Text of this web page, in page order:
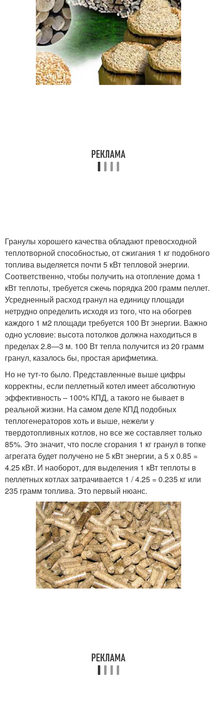
Гранулы хорошего качества обладают превосходной
теплотворной способностью, от сжигания 1 кг подобного
топлива выделяется почти 5 кВт тепловой энергии.
Соответственно, чтобы получить на отопление дома 1
кВт теплоты, требуется сжечь порядка 200 грамм пеллет.
Усредненный расход гранул на единицу площади
нетрудно определить исходя из того, что на обогрев
каждого 1 м2 площади требуется 100 Вт энергии. Важно
одно условие: высота потолков должна находиться в
пределах 2.8—3 м. 100 Вт тепла получится из 20 грамм
гранул, казалось бы, простая арифметика.
Но не тут-то было. Представленные выше цифры
корректны, если пеллетный котел имеет абсолютную
эффективность – 100% КПД, а такого не бывает в
реальной жизни. На самом деле КПД подобных
теплогенераторов хоть и выше, нежели у
твердотопливных котлов, но все же составляет только
85%. Это значит, что после сгорания 1 кг гранул в топке
агрегата будет получено не 5 кВт энергии, а 5 х 0.85 =
4.25 кВт. И наоборот, для выделения 1 кВт теплоты в
пеллетных котлах затрачивается 1 / 4.25 = 0.235 кг или
235 грамм топлива. Это первый нюанс.